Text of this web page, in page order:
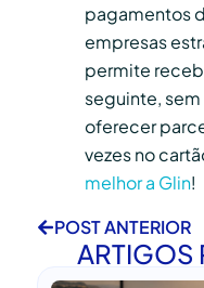
pagamentos
empresas
permite
seguinte,
oferecer
vezes no
melhor a Glin!
POST ANTERIOR
ARTIGOS